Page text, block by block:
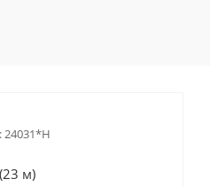
24031*H
м)